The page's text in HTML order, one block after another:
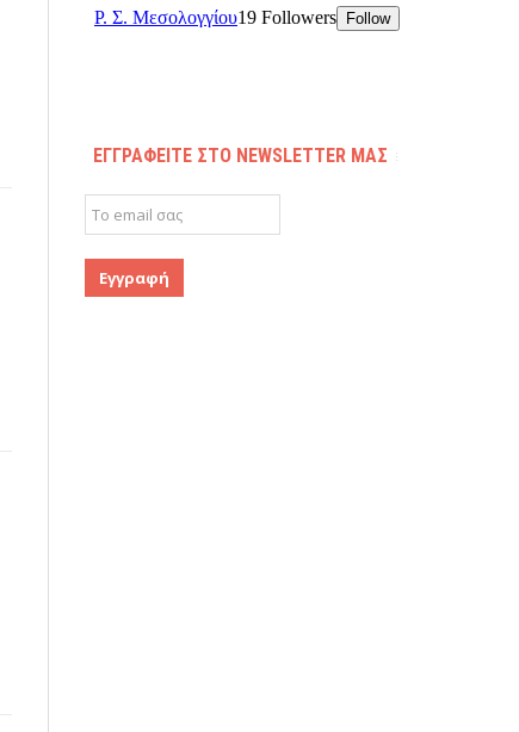
ΕΓΓΡΑΦΕΊΤΕ ΣΤΟ NEWSLETTER ΜΑΣ